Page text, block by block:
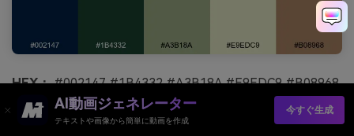
HEX：#002147 #1B4332 #A3B18A #E9EDC9 #B08968
雰囲気：伝統的、アースカラー、親しみやすい
AI動画ジェネレーター
テキストや画像から簡単に動画を作成
今すぐ生成